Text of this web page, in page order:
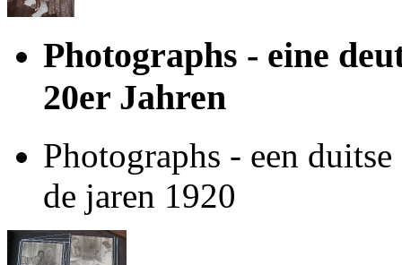
Photographs - eine
20er Jahren
Photographs - een
de jaren 1920